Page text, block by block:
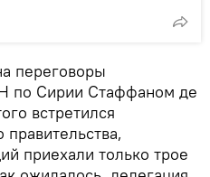
переговоры
по Сирии Стаффаном де
встретился
приехали только трое